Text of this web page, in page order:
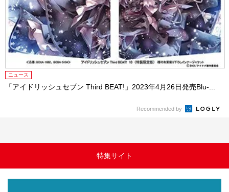
ニュース
「アイドリッシュセブン Third BEAT!」2023年4月26日発売Blu-...
Recommended by
特集サイト